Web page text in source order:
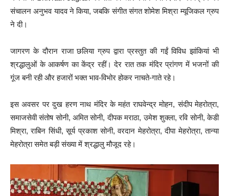
संचालन अनुभव यादव ने किया, जबकि संगीत संगत शोमेश मिश्रा म्यूजिकल ग्रुप
ने दी।
जागरण के दौरान राजा छलिया ग्रुप द्वारा प्रस्तुत की गईं विविध झांकियां भी
श्रद्धालुओं के आकर्षण का केंद्र रहीं। देर रात तक मंदिर प्रांगण में भजनों की
गूंज बनी रही और हजारों भक्त भाव-विभोर होकर नाचते-गाते रहे।
इस अवसर पर दुख हरण नाथ मंदिर के महंत राघवेन्द्र मोहन, संदीप मेहरोत्रा,
समाजसेवी संतोष सोनी, अमित सोनी, दीपक मराठा, उमेश शुक्ला, रवि सोनी, केडी
मिश्रा, राबिन सिंधी, सूर्य प्रकाश सोनी, वरदान मेहरोत्रा, दीपा मेहरोत्रा, तान्या
मेहरोत्रा समेत बड़ी संख्या में श्रद्धालु मौजूद रहे।